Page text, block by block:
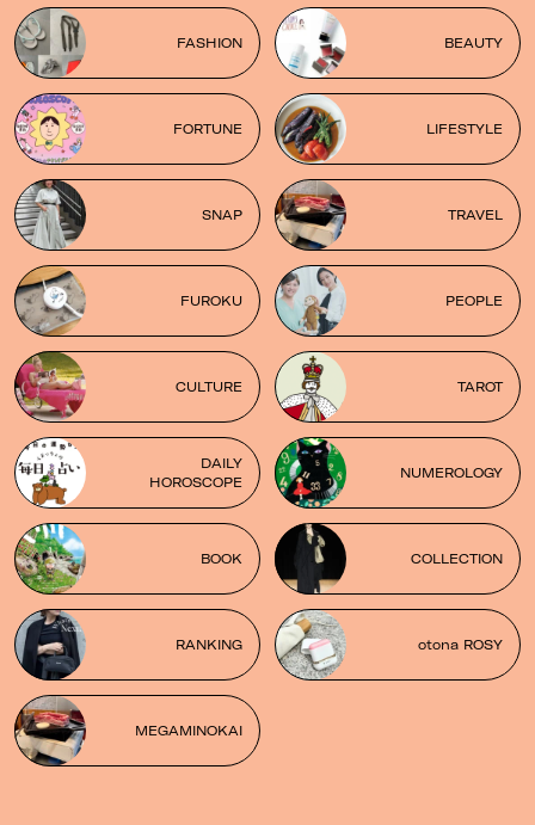
FASHION BEAUTY
FORTUNE LIFESTYLE
SNAP TRAVEL
FUROKU PEOPLE
CULTURE TAROT
DAILY
HOROSCOPE
NUMEROLOGY
BOOK COLLECTION
RANKING otona ROSY
MEGAMINOKAI